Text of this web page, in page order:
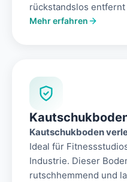
rückstandslos
Mehr erfahren
Kautschukboden
Ideal für
Industrie. Dieser
rutschhemmend und